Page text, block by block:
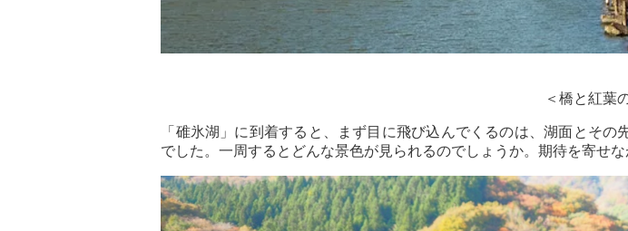
＜橋と紅葉
「碓氷湖」に到着すると、まず目に飛び込んでくるのは、湖面とそ
でした。一周するとどんな景色が見られるのでしょうか。期待を寄せ